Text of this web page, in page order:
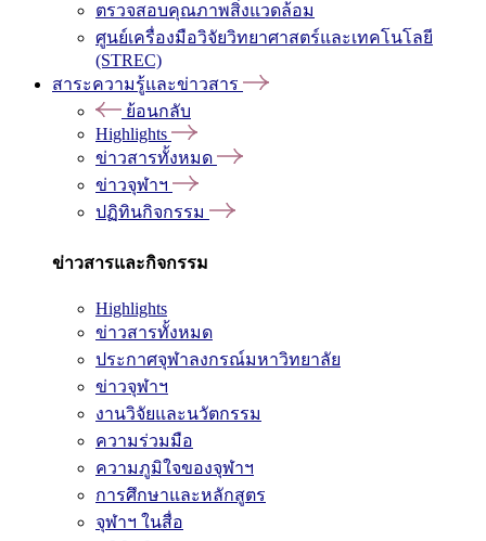
ตรวจสอบคุณภาพสิ่งแวดล้อม
ศูนย์เครื่องมือวิจัยวิทยาศาสตร์และเทคโนโลยี
(STREC)
สาระความรู้และข่าวสาร
ย้อนกลับ
Highlights
ข่าวสารทั้งหมด
ข่าวจุฬาฯ
ปฏิทินกิจกรรม
ข่าวสารและกิจกรรม
Highlights
ข่าวสารทั้งหมด
ประกาศจุฬาลงกรณ์มหาวิทยาลัย
ข่าวจุฬาฯ
งานวิจัยและนวัตกรรม
ความร่วมมือ
ความภูมิใจของจุฬาฯ
การศึกษาและหลักสูตร
จุฬาฯ ในสื่อ